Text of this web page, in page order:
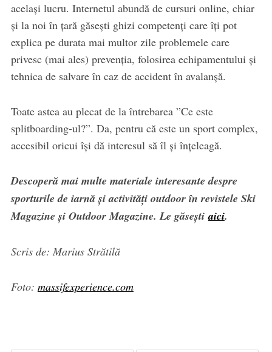
același lucru. Internetul abundă de cursuri online, chiar
și la noi în țară găsești ghizi competenți care îți pot
explica pe durata mai multor zile problemele care
privesc (mai ales) prevenția, folosirea echipamentului și
tehnica de salvare în caz de accident în avalanșă.
Toate astea au plecat de la întrebarea ”Ce este
splitboarding-ul?”. Da, pentru că este un sport complex,
accesibil oricui își dă interesul să îl și înțeleagă.
Descoperă mai multe materiale interesante despre
sporturile de iarnă și activități outdoor în revistele Ski
Magazine și Outdoor Magazine. Le găseștiaici.
Scris de: Marius Strătilă
Foto: massifexperience.com